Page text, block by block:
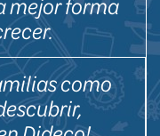
mejor forma
como